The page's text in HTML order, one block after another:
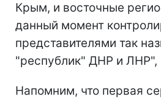
Крым, и восточные
данный момент
представителями так
"республик" ДНР и ЛНР",
Напомним, что первая